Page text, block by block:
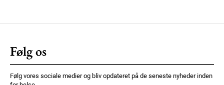
Følg os
Følg vores sociale medier og bliv opdateret på de seneste nyheder inden